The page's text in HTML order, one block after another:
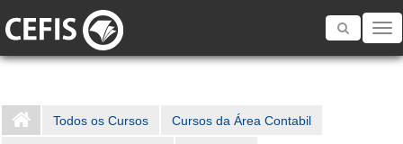
Toggle
Todos os Cursos Cursos da Área Contabil